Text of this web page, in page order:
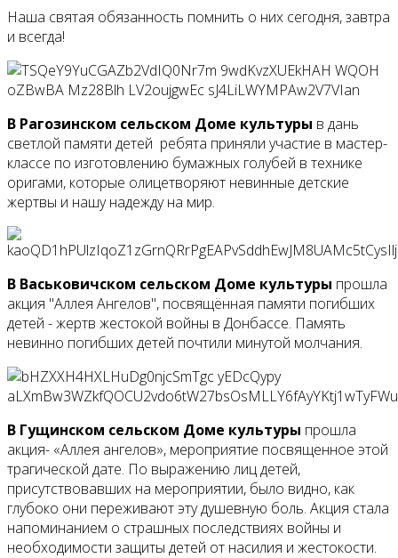
Наша святая обязанность помнить о них сегодня, завтра
и всегда!
В Рагозинском сельском Доме культуры в дань
светлой памяти детей ребята приняли участие в мастер-
классе по изготовлению бумажных голубей в технике
оригами, которые олицетворяют невинные детские
жертвы и нашу надежду на мир.
В Васьковичском сельском Доме культуры прошла
акция "Аллея Ангелов", посвящённая памяти погибших
детей - жертв жестокой войны в Донбассе. Память
невинно погибших детей почтили минутой молчания.
В Гущинском сельском Доме культуры прошла
акция- «Аллея ангелов», мероприятие посвященное этой
трагической дате. По выражению лиц детей,
присутствовавших на мероприятии, было видно, как
глубоко они переживают эту душевную боль. Акция стала
напоминанием о страшных последствиях войны и
необходимости защиты детей от насилия и жестокости.